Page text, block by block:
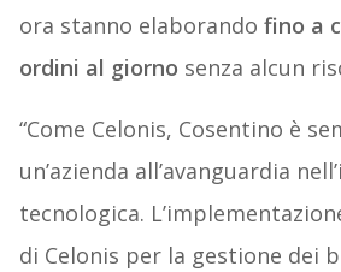
ora stanno elaborando fino a
ordini al giorno senza alcun
“Come Celonis, Cosentino è
un’azienda all’avanguardia
tecnologica.
di Celonis per la gestione dei